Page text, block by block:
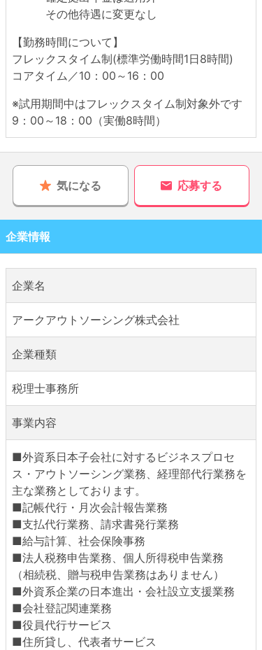
その他待遇に変更なし
【勤務時間について】
フレックスタイム制(標準労働時間1日8時間)
コアタイム／10：00～16：00
※試用期間中はフレックスタイム制対象外です
9：00～18：00（実働8時間）
気になる 応募する
企業情報
企業名
アークアウトソーシング株式会社
企業種類
税理士事務所
事業内容
■外資系日本子会社に対するビジネスプロセ
ス・アウトソーシング業務、経理部代行業務を
主な業務としております。
■記帳代行・月次会計報告業務
■支払代行業務、請求書発行業務
■給与計算、社会保険事務
■法人税務申告業務、個人所得税申告業務
（相続税、贈与税申告業務はありません）
■外資系企業の日本進出・会社設立支援業務
■会社登記関連業務
■役員代行サービス
■住所貸し、代表者サービス